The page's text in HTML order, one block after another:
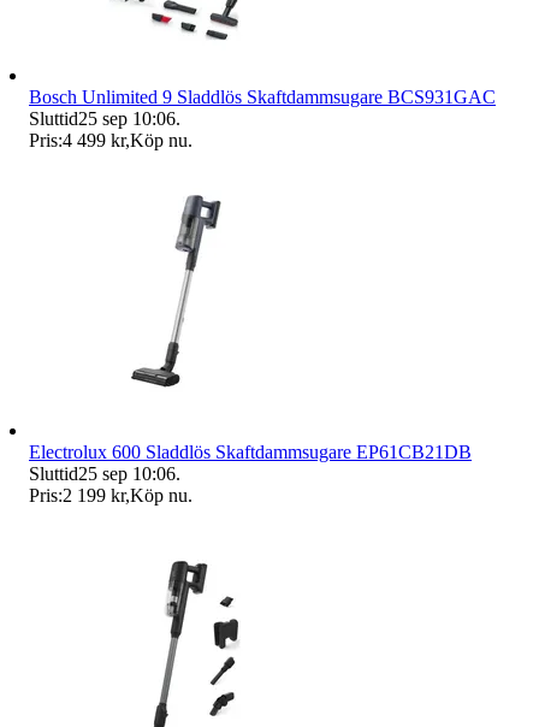
Bosch Unlimited 9 Sladdlös Skaftdammsugare BCS931GAC
Sluttid25 sep 10:06.
Pris:4 499 kr,Köp nu.
Electrolux 600 Sladdlös Skaftdammsugare EP61CB21DB
Sluttid25 sep 10:06.
Pris:2 199 kr,Köp nu.